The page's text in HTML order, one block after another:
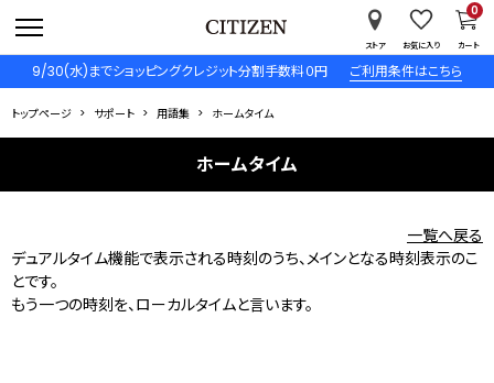
9/30(水)までショッピングクレジット分割手数料０円 ご利用条件はこちら
ストア お気に入り カート
0
トップページ サポート 用語集 ホームタイム
ホームタイム
一覧へ戻る
デュアルタイム機能で表示される時刻のうち、メインとなる時刻表示のこ
とです。
もう一つの時刻を、ローカルタイムと言います。